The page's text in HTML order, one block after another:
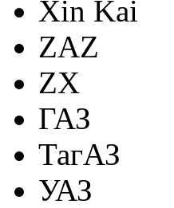
Xin Kai
ZAZ
ZX
ГАЗ
ТагАЗ
УАЗ